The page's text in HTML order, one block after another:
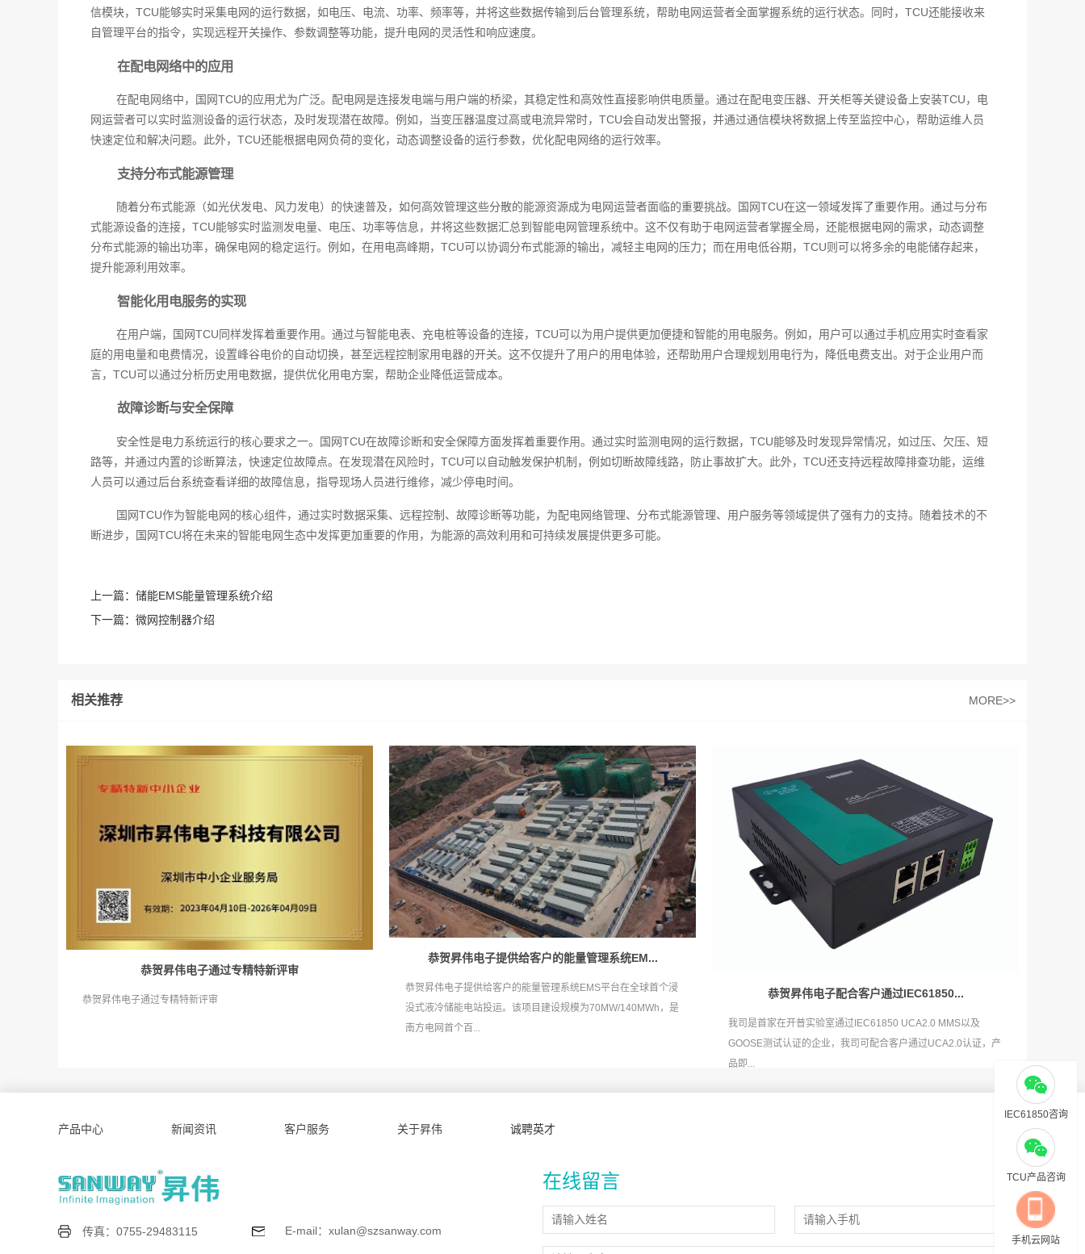
信模块，TCU能够实时采集电网的运行数据，如电压、电流、功率、频率等，并将这些数据传输到后台管理系统，帮助电网运营者全面掌握系统的运行状态。同时，TCU还能接收来
自管理平台的指令，实现远程开关操作、参数调整等功能，提升电网的灵活性和响应速度。
在配电网络中的应用
在配电网络中，国网TCU的应用尤为广泛。配电网是连接发电端与用户端的桥梁，其稳定性和高效性直接影响供电质量。通过在配电变压器、开关柜等关键设备上安装TCU，电
网运营者可以实时监测设备的运行状态，及时发现潜在故障。例如，当变压器温度过高或电流异常时，TCU会自动发出警报，并通过通信模块将数据上传至监控中心，帮助运维人员
快速定位和解决问题。此外，TCU还能根据电网负荷的变化，动态调整设备的运行参数，优化配电网络的运行效率。
支持分布式能源管理
随着分布式能源（如光伏发电、风力发电）的快速普及，如何高效管理这些分散的能源资源成为电网运营者面临的重要挑战。国网TCU在这一领域发挥了重要作用。通过与分布
式能源设备的连接，TCU能够实时监测发电量、电压、功率等信息，并将这些数据汇总到智能电网管理系统中。这不仅有助于电网运营者掌握全局，还能根据电网的需求，动态调整
分布式能源的输出功率，确保电网的稳定运行。例如，在用电高峰期，TCU可以协调分布式能源的输出，减轻主电网的压力；而在用电低谷期，TCU则可以将多余的电能储存起来，
提升能源利用效率。
智能化用电服务的实现
在用户端，国网TCU同样发挥着重要作用。通过与智能电表、充电桩等设备的连接，TCU可以为用户提供更加便捷和智能的用电服务。例如，用户可以通过手机应用实时查看家
庭的用电量和电费情况，设置峰谷电价的自动切换，甚至远程控制家用电器的开关。这不仅提升了用户的用电体验，还帮助用户合理规划用电行为，降低电费支出。对于企业用户而
言，TCU可以通过分析历史用电数据，提供优化用电方案，帮助企业降低运营成本。
故障诊断与安全保障
安全性是电力系统运行的核心要求之一。国网TCU在故障诊断和安全保障方面发挥着重要作用。通过实时监测电网的运行数据，TCU能够及时发现异常情况，如过压、欠压、短
路等，并通过内置的诊断算法，快速定位故障点。在发现潜在风险时，TCU可以自动触发保护机制，例如切断故障线路，防止事故扩大。此外，TCU还支持远程故障排查功能，运维
人员可以通过后台系统查看详细的故障信息，指导现场人员进行维修，减少停电时间。
国网TCU作为智能电网的核心组件，通过实时数据采集、远程控制、故障诊断等功能，为配电网络管理、分布式能源管理、用户服务等领域提供了强有力的支持。随着技术的不
断进步，国网TCU将在未来的智能电网生态中发挥更加重要的作用，为能源的高效利用和可持续发展提供更多可能。‍
上一篇： 储能EMS能量管理系统介绍
下一篇： 微网控制器介绍
相关推荐 MORE>>
恭贺昇伟电子通过专精特新评审
恭贺昇伟电子通过专精特新评审
恭贺昇伟电子提供给客户的能量管理系统EM...
恭贺昇伟电子提供给客户的能量管理系统EMS平台在全球首个浸
没式液冷储能电站投运。该项目建设规模为70MW/140MWh，是
南方电网首个百...
恭贺昇伟电子配合客户通过IEC61850...
我司是首家在开普实验室通过IEC61850 UCA2.0 MMS以及
GOOSE测试认证的企业，我司可配合客户通过UCA2.0认证，产
品即...
产品中心 新闻资讯 客户服务 关于昇伟 诚聘英才
传真：0755-29483115 E-mail：xulan@szsanway.com
在线留言
IEC61850咨询
TCU产品咨询
手机云网站